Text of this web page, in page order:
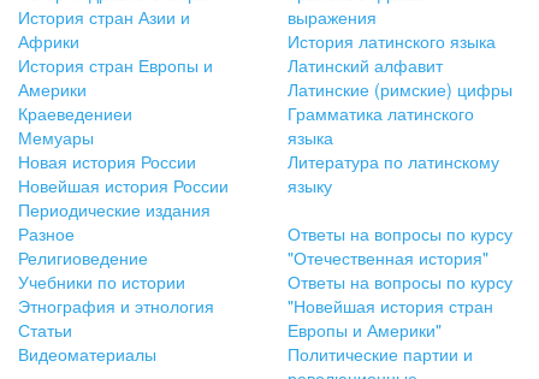
История стран Азии и
Африки
История стран Европы и
Америки
Краеведениеи
Мемуары
Новая история России
Новейшая история России
Периодические издания
Разное
Религиоведение
Учебники по истории
Этнография и этнология
Статьи
Видеоматериалы
выражения
История латинского языка
Латинский алфавит
Латинские (римские) цифры
Грамматика латинского
языка
Литература по латинскому
языку
Ответы на вопросы по курсу
"Отечественная история"
Ответы на вопросы по курсу
"Новейшая история стран
Европы и Америки"
Политические партии и